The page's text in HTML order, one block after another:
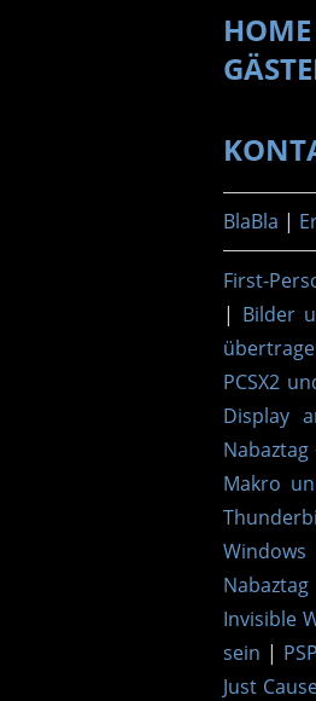
HOME
BlaBla |
First-
| Bilder
PCSX2
Display
Nabaztag
Makro
Windows
Nabaztag
Invisible
sein |
Just